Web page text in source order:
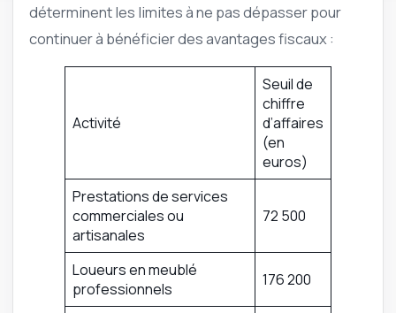
déterminent les limites à ne pas dépasser pour
continuer à bénéficier des avantages fiscaux :
Activité
Seuil de
chiffre
d’affaires
(en
euros)
Prestations de services
commerciales ou
artisanales
72 500
Loueurs en meublé
professionnels
176 200